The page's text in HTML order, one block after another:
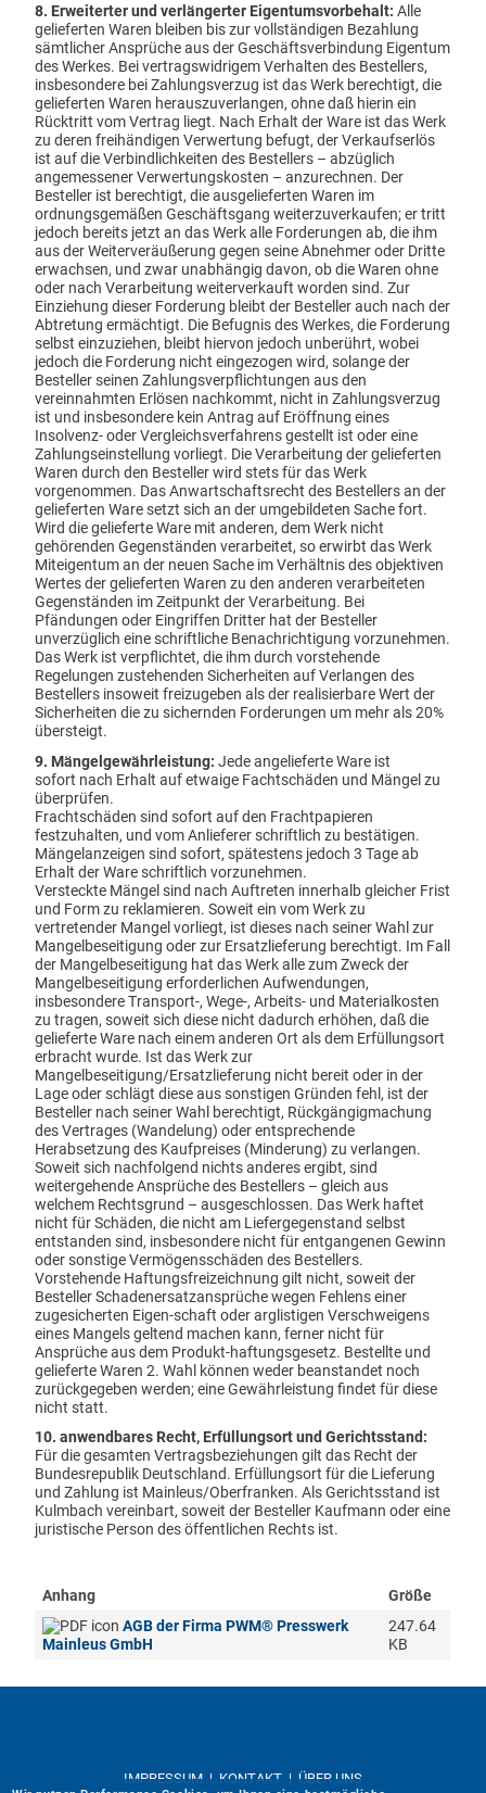
8. Erweiterter und verlängerter Eigentumsvorbehalt:Alle
gelieferten Waren bleiben bis zur vollständigen Bezahlung
sämtlicher Ansprüche aus der Geschäftsverbindung Eigentum
des Werkes. Bei vertragswidrigem Verhalten des Bestellers,
insbesondere bei Zahlungsverzug ist das Werk berechtigt, die
gelieferten Waren herauszuverlangen, ohne daß hierin ein
Rücktritt vom Vertrag liegt. Nach Erhalt der Ware ist das Werk
zu deren freihändigen Verwertung befugt, der Verkaufserlös
ist auf die Verbindlichkeiten des Bestellers – abzüglich
angemessener Verwertungskosten – anzurechnen. Der
Besteller ist berechtigt, die ausgelieferten Waren im
ordnungsgemäßen Geschäftsgang weiterzuverkaufen; er tritt
jedoch bereits jetzt an das Werk alle Forderungen ab, die ihm
aus der Weiterveräußerung gegen seine Abnehmer oder Dritte
erwachsen, und zwar unabhängig davon, ob die Waren ohne
oder nach Verarbeitung weiterverkauft worden sind. Zur
Einziehung dieser Forderung bleibt der Besteller auch nach der
Abtretung ermächtigt. Die Befugnis des Werkes, die Forderung
selbst einzuziehen, bleibt hiervon jedoch unberührt, wobei
jedoch die Forderung nicht eingezogen wird, solange der
Besteller seinen Zahlungsverpflichtungen aus den
vereinnahmten Erlösen nachkommt, nicht in Zahlungsverzug
ist und insbesondere kein Antrag auf Eröffnung eines
Insolvenz- oder Vergleichsverfahrens gestellt ist oder eine
Zahlungseinstellung vorliegt. Die Verarbeitung der gelieferten
Waren durch den Besteller wird stets für das Werk
vorgenommen. Das Anwartschaftsrecht des Bestellers an der
gelieferten Ware setzt sich an der umgebildeten Sache fort.
Wird die gelieferte Ware mit anderen, dem Werk nicht
gehörenden Gegenständen verarbeitet, so erwirbt das Werk
Miteigentum an der neuen Sache im Verhältnis des objektiven
Wertes der gelieferten Waren zu den anderen verarbeiteten
Gegenständen im Zeitpunkt der Verarbeitung. Bei
Pfändungen oder Eingriffen Dritter hat der Besteller
unverzüglich eine schriftliche Benachrichtigung vorzunehmen.
Das Werk ist verpflichtet, die ihm durch vorstehende
Regelungen zustehenden Sicherheiten auf Verlangen des
Bestellers insoweit freizugeben als der realisierbare Wert der
Sicherheiten die zu sichernden Forderungen um mehr als 20%
übersteigt.
9. Mängelgewährleistung:Jede angelieferte Ware ist
sofort nach Erhalt auf etwaige Fachtschäden und Mängel zu
überprüfen.
Frachtschäden sind sofort auf den Frachtpapieren
festzuhalten, und vom Anlieferer schriftlich zu bestätigen.
Mängelanzeigen sind sofort, spätestens jedoch 3 Tage ab
Erhalt der Ware schriftlich vorzunehmen.
Versteckte Mängel sind nach Auftreten innerhalb gleicher Frist
und Form zu reklamieren. Soweit ein vom Werk zu
vertretender Mangel vorliegt, ist dieses nach seiner Wahl zur
Mangelbeseitigung oder zur Ersatzlieferung berechtigt. Im Fall
der Mangelbeseitigung hat das Werk alle zum Zweck der
Mangelbeseitigung erforderlichen Aufwendungen,
insbesondere Transport-, Wege-, Arbeits- und Materialkosten
zu tragen, soweit sich diese nicht dadurch erhöhen, daß die
gelieferte Ware nach einem anderen Ort als dem Erfüllungsort
erbracht wurde. Ist das Werk zur
Mangelbeseitigung/Ersatzlieferung nicht bereit oder in der
Lage oder schlägt diese aus sonstigen Gründen fehl, ist der
Besteller nach seiner Wahl berechtigt, Rückgängigmachung
des Vertrages (Wandelung) oder entsprechende
Herabsetzung des Kaufpreises (Minderung) zu verlangen.
Soweit sich nachfolgend nichts anderes ergibt, sind
weitergehende Ansprüche des Bestellers – gleich aus
welchem Rechtsgrund – ausgeschlossen. Das Werk haftet
nicht für Schäden, die nicht am Liefergegenstand selbst
entstanden sind, insbesondere nicht für entgangenen Gewinn
oder sonstige Vermögensschäden des Bestellers.
Vorstehende Haftungsfreizeichnung gilt nicht, soweit der
Besteller Schadenersatzansprüche wegen Fehlens einer
zugesicherten Eigen-schaft oder arglistigen Verschweigens
eines Mangels geltend machen kann, ferner nicht für
Ansprüche aus dem Produkt-haftungsgesetz. Bestellte und
gelieferte Waren 2. Wahl können weder beanstandet noch
zurückgegeben werden; eine Gewährleistung findet für diese
nicht statt.
10. anwendbares Recht, Erfüllungsort und Gerichtsstand:
Für die gesamten Vertragsbeziehungen gilt das Recht der
Bundesrepublik Deutschland. Erfüllungsort für die Lieferung
und Zahlung ist Mainleus/Oberfranken. Als Gerichtsstand ist
Kulmbach vereinbart, soweit der Besteller Kaufmann oder eine
juristische Person des öffentlichen Rechts ist.
Anhang
Größe
AGB der Firma PWM® Presswerk
Mainleus GmbH
247.64
KB
IMPRESSUM | KONTAKT | ÜBER UNS